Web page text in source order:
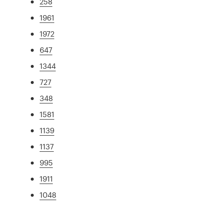
1961
1972
647
1344
727
348
1581
1139
1137
995
1911
1048